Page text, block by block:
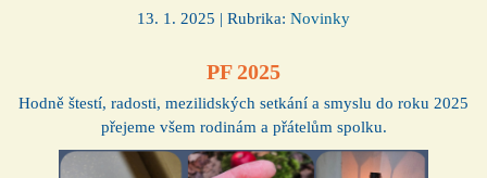
13. 1. 2025 | Rubrika: Novinky
PF 2025
Hodně štestí, radosti, mezilidských setkání a smyslu do roku 2025
přejeme všem rodinám a přátelům spolku.